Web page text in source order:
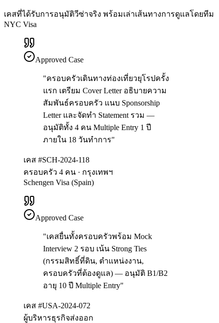
เคสที่ได้รับการอนุมัติวีซ่าจริง พร้อมเล่าเส้นทางการดูแลโดยทีม
NYC Visa
Approved Case
"ครอบครัวเดินทางท่องเที่ยวยุโรปครั้ง
แรก เตรียม Cover Letter อธิบายความ
สัมพันธ์ครอบครัว แนบ Sponsorship
Letter และจัดทำ Statement รวม —
อนุมัติทั้ง 4 คน Multiple Entry 1 ปี
ภายใน 18 วันทำการ"
เคส #SCH-2024-118
ครอบครัว 4 คน · กรุงเทพฯ
Schengen Visa (Spain)
Approved Case
"เคสยื่นทั้งครอบครัวพร้อม Mock
Interview 2 รอบ เน้น Strong Ties
(กรรมสิทธิ์ที่ดิน, ตำแหน่งงาน,
ครอบครัวที่ต้องดูแล) — อนุมัติ B1/B2
อายุ 10 ปี Multiple Entry"
เคส #USA-2024-072
ผู้บริหารธุรกิจส่งออก